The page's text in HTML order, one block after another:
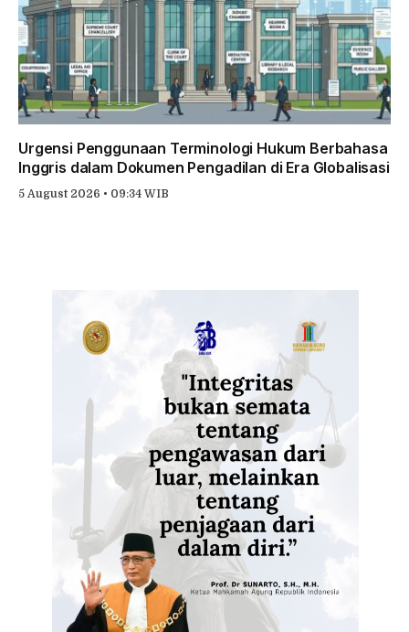
Urgensi Penggunaan Terminologi Hukum Berbahasa
Inggris dalam Dokumen Pengadilan di Era Globalisasi
5 August 2026 • 09:34 WIB